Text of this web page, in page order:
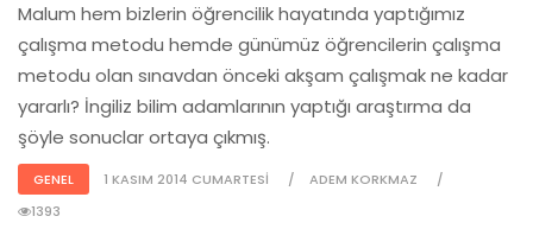
Malum hem bizlerin öğrencilik hayatında yaptığımız
çalışma metodu hemde günümüz öğrencilerin çalışma
metodu olan sınavdan önceki akşam çalışmak ne kadar
yararlı? İngiliz bilim adamlarının yaptığı araştırma da
şöyle sonuclar ortaya çıkmış.
GENEL 1 KASIM 2014 CUMARTESI
ADEM KORKMAZ
1393